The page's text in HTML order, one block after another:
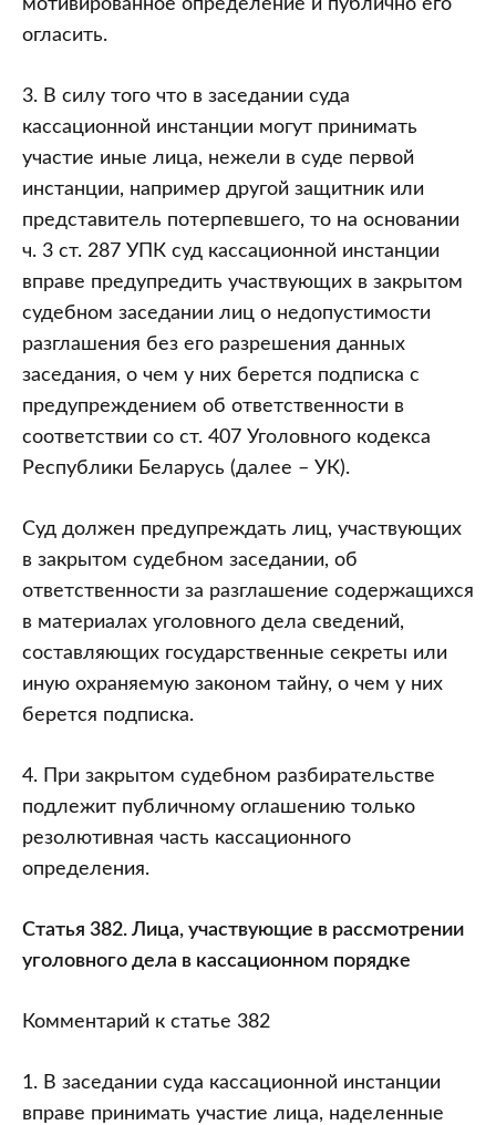
мотивированное определение и публично его
огласить.
3. В силу того что в заседании суда
кассационной инстанции могут принимать
участие иные лица, нежели в суде первой
инстанции, например другой защитник или
представитель потерпевшего, то на основании
ч. 3 ст. 287 УПК суд кассационной инстанции
вправе предупредить участвующих в закрытом
судебном заседании лиц о недопустимости
разглашения без его разрешения данных
заседания, о чем у них берется подписка с
предупреждением об ответственности в
соответствии со ст. 407 Уголовного кодекса
Республики Беларусь (далее – УК).
Суд должен предупреждать лиц, участвующих
в закрытом судебном заседании, об
ответственности за разглашение содержащихся
в материалах уголовного дела сведений,
составляющих государственные секреты или
иную охраняемую законом тайну, о чем у них
берется подписка.
4. При закрытом судебном разбирательстве
подлежит публичному оглашению только
резолютивная часть кассационного
определения.
Статья 382. Лица, участвующие в рассмотрении
уголовного дела в кассационном порядке
Комментарий к статье 382
1. В заседании суда кассационной инстанции
вправе принимать участие лица, наделенные